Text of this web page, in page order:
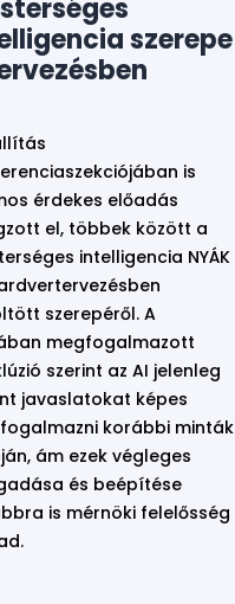
szerepe
is
érdekes előadás
el, többek között a
intelligencia NYÁK
szerepéről. A
megfogalmazott
szerint az AI jelenleg
javaslatokat képes
korábbi minták
ám ezek végleges
és beépítése
is mérnöki felelősség